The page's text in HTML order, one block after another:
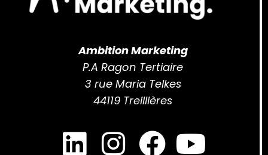
Ambition Marketing
P.A Ragon Tertiaire
3 rue Maria Telkes
44119 Treillières